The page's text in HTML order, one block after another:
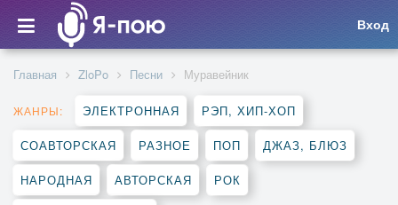
Вход
Главная ZloPo Песни Муравейник
ЖАНРЫ: ЭЛЕКТРОННАЯ РЭП, ХИП-ХОП
СОАВТОРСКАЯ РАЗНОЕ ПОП ДЖАЗ, БЛЮЗ
НАРОДНАЯ АВТОРСКАЯ РОК